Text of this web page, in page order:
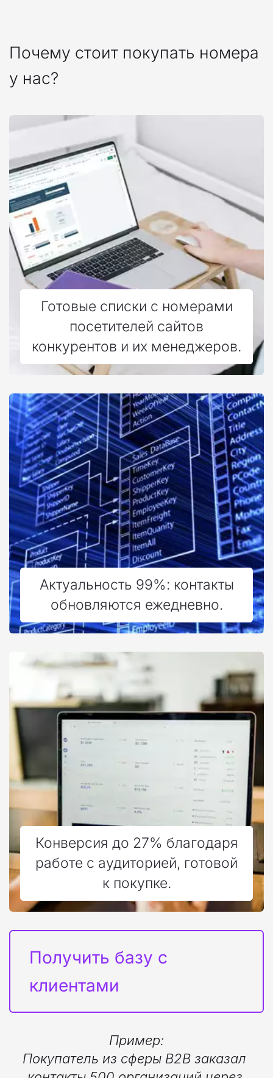
Почему стоит покупать номера
у нас?
Готовые списки с номерами
посетителей сайтов
конкурентов и их менеджеров.
Актуальность 99%: контакты
обновляются ежедневно.
Конверсия до 27% благодаря
работе с аудиторией, готовой
к покупке.
Получить базу с
клиентами
Пример:
Покупатель из сферы B2B заказал